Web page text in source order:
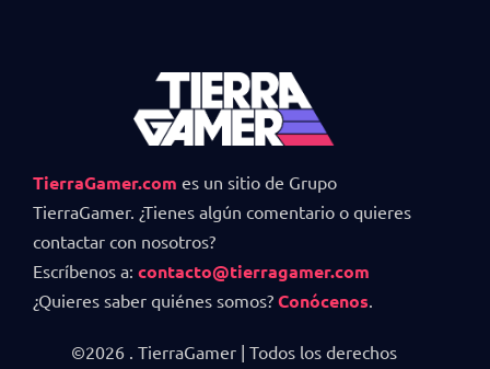
TierraGamer.com es un sitio de Grupo
TierraGamer. ¿Tienes algún comentario o quieres
contactar con nosotros?
Escríbenos a: contacto@tierragamer.com
¿Quieres saber quiénes somos? Conócenos.
©2026 . TierraGamer | Todos los derechos